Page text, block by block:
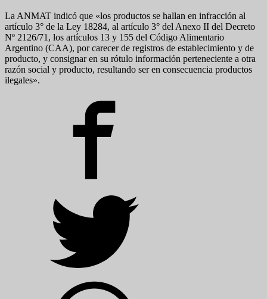
La ANMAT indicó que «los productos se hallan en infracción al
artículo 3° de la Ley 18284, al artículo 3° del Anexo II del Decreto
Nº 2126/71, los artículos 13 y 155 del Código Alimentario
Argentino (CAA), por carecer de registros de establecimiento y de
producto, y consignar en su rótulo información perteneciente a otra
razón social y producto, resultando ser en consecuencia productos
ilegales».